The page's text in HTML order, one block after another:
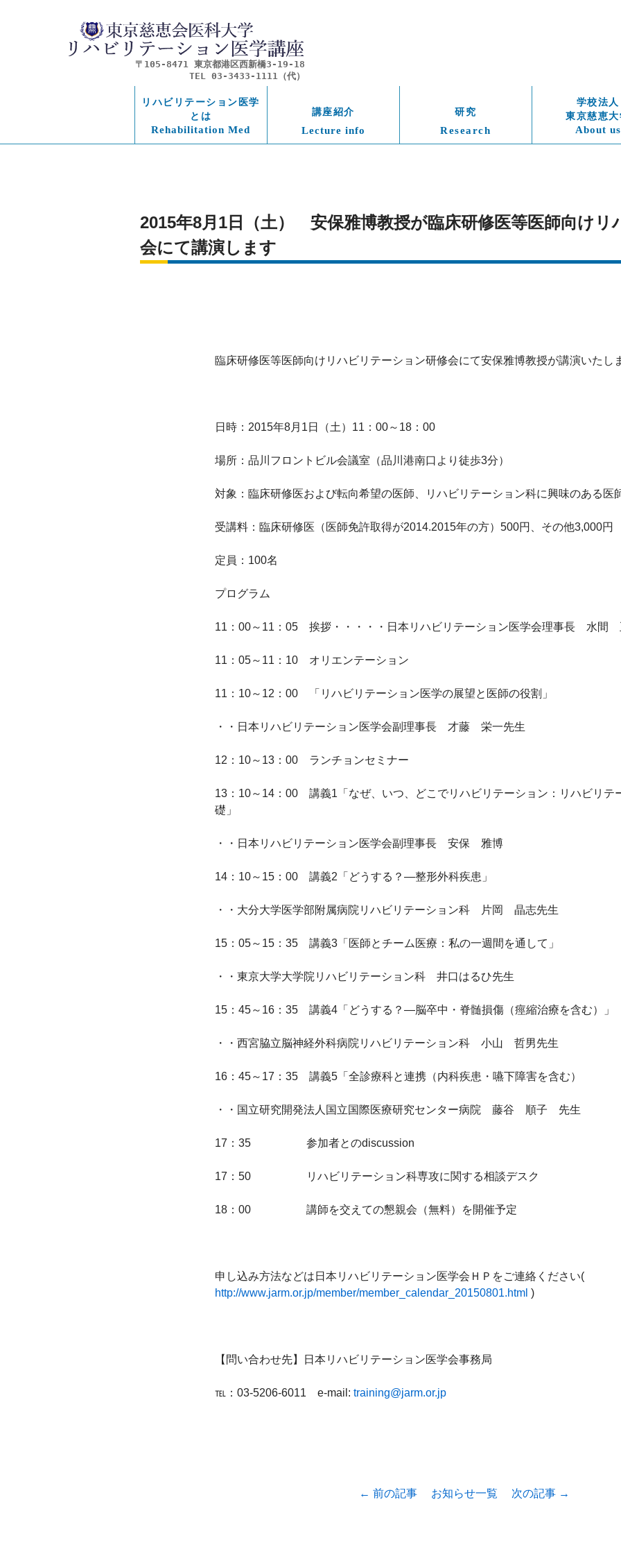
〒105-8471 東京都港区西新橋3-19-18
TEL 03-3433-1111（代）
リハビリテーション医学
とは
Rehabilitation Med
講座紹介
Lecture info
研究
Research
学校法人
東京慈恵
About us
2015年8月1日（土）　安保雅博教授が臨床研修医等医師向け
会にて講演します
臨床研修医等医師向けリハビリテーション研修会にて安保雅博教授が講演いたし
日時：2015年8月1日（土）11：00～18：00
場所：品川フロントビル会議室（品川港南口より徒歩3分）
対象：臨床研修医および転向希望の医師、リハビリテーション科に興味のある医
受講料：臨床研修医（医師免許取得が2014.2015年の方）500円、その他3,000円
定員：100名
プログラム
11：00～11：05　挨拶・・・・・日本リハビリテーション医学会理事長　水間
11：05～11：10　オリエンテーション
11：10～12：00　「リハビリテーション医学の展望と医師の役割」
・・日本リハビリテーション医学会副理事長　才藤　栄一先生
12：10～13：00　ランチョンセミナー
13：10～14：00　講義1「なぜ、いつ、どこでリハビリテーション：リハビリテ
礎」
・・日本リハビリテーション医学会副理事長　安保　雅博
14：10～15：00　講義2「どうする？―整形外科疾患」
・・大分大学医学部附属病院リハビリテーション科　片岡　晶志先生
15：05～15：35　講義3「医師とチーム医療：私の一週間を通して」
・・東京大学大学院リハビリテーション科　井口はるひ先生
15：45～16：35　講義4「どうする？―脳卒中・脊髄損傷（痙縮治療を含む）」
・・西宮脇立脳神経外科病院リハビリテーション科　小山　哲男先生
16：45～17：35　講義5「全診療科と連携（内科疾患・嚥下障害を含む）
・・国立研究開発法人国立国際医療研究センター病院　藤谷　順子　先生
17：35　　　　　参加者とのdiscussion
17：50　　　　　リハビリテーション科専攻に関する相談デスク
18：00　　　　　講師を交えての懇親会（無料）を開催予定
http://www.jarm.or.jp/member/member_calendar_20150801.html )
【問い合わせ先】日本リハビリテーション医学会事務局
℡：03-5206-6011　e-mail: training@jarm.or.jp
← 前の記事 お知らせ一覧 次の記事 →